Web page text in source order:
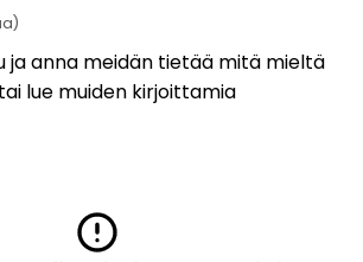
ja anna meidän tietää mitä mieltä
lue muiden kirjoittamia